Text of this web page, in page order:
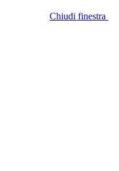
Chiudi finestra